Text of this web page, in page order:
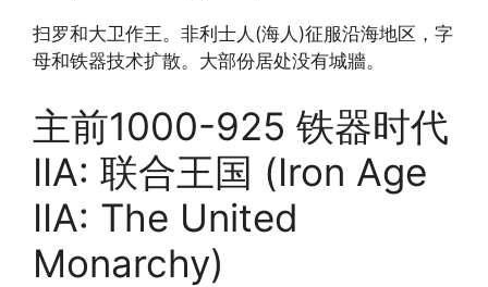
扫罗和大卫作王。非利士人(海人)征服沿海地区，字
母和铁器技术扩散。大部份居处没有城牆。
主前1000-925 铁器时代
IIA: 联合王国 (Iron Age
IIA: The United
Monarchy)